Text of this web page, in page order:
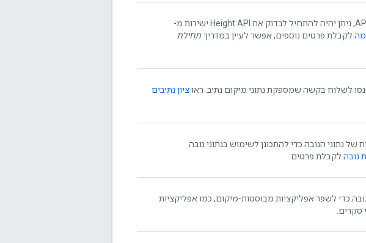
לאחר שיהיה לך מפתח API, ניתן יהיה להתחיל לבדוק את Height API ישירות מ-
לקבלת פרטים נוספים, אפשר לעיין במדריך תחילת
לשלוח בקשה שמספקת נתוני מיקום נתיב. ראוציון נתיבים
נתוני הגובה כדי להתכונן לשימוש בנתוני גובה
גובה לקבלת פרטים.
כדי לשפר אפליקציות מבוססות-מיקום, כמו אפליקציות
סקרים.